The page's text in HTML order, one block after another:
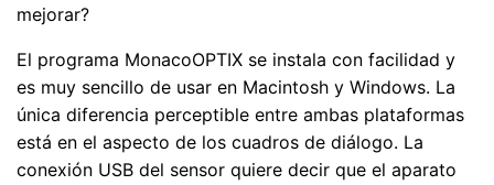
mejorar?
El programa MonacoOPTIX se instala con facilidad y
es muy sencillo de usar en Macintosh y Windows. La
única diferencia perceptible entre ambas plataformas
está en el aspecto de los cuadros de diálogo. La
conexión USB del sensor quiere decir que el aparato